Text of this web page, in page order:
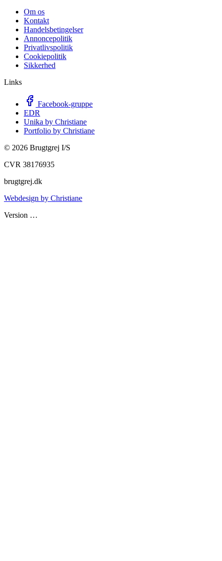
Om os
Kontakt
Handelsbetingelser
Annoncepolitik
Privatlivspolitik
Cookiepolitik
Sikkerhed
Links
Facebook-gruppe
EDR
Unika by Christiane
Portfolio by Christiane
© 2026 Brugtgrej I/S
CVR 38176935
brugtgrej.dk
Webdesign by Christiane
Version …